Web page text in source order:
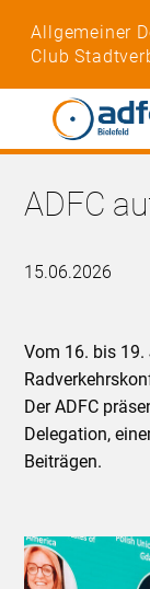
Allgemeiner
Club
ADFC
15.06.2026
Vom 16. bis
Der ADFC
Delegation,
Beiträgen.